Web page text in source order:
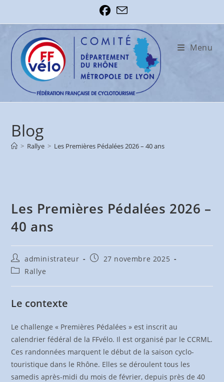
content
Menu
Blog
> Rallye > Les Premières Pédalées 2026 – 40 ans
Les Premières Pédalées 2026 –
40 ans
Auteur/autrice
de
la
publication :
administrateur
Publication
27 novembre 2025
PostRallye
Le contexte
Le challenge « Premières Pédalées » est inscrit au
calendrier fédéral de la FFvélo. Il est organisé par le CCRML.
Ces randonnées marquent le début de la saison cyclo-
touristique dans le Rhône. Elles se déroulent tous les
samedis après-midi du mois de février, depuis près de 40